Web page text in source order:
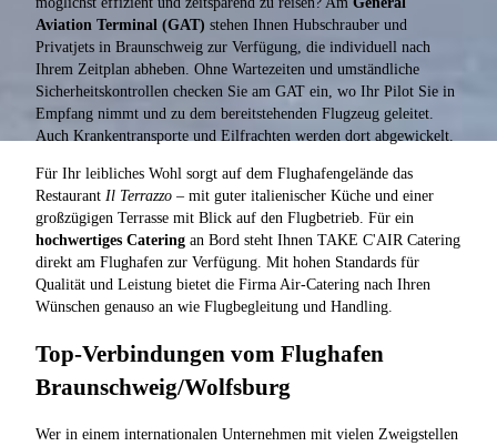
Aviation Terminal (GAT) stehen Ihnen Hubschrauber und
Privatjets in Braunschweig zur Verfügung, die individuell nach
Ihrem Zeitplan abheben. Ohne Wartezeiten und umständliche
Sicherheitskontrollen checken Sie am GAT ein, wo Ihr Pilot Sie in
Empfang nimmt und zu dem bereitstehenden Flugzeug geleitet.
Auch Krankentransporte und Eilfrachten werden dort abgewickelt.
Für Ihr leibliches Wohl sorgt auf dem Flughafengelände das
Restaurant Il Terrazzo – mit guter italienischer Küche und einer
großzügigen Terrasse mit Blick auf den Flugbetrieb. Für ein
hochwertiges Catering an Bord steht Ihnen TAKE C'AIR Catering
direkt am Flughafen zur Verfügung. Mit hohen Standards für
Qualität und Leistung bietet die Firma Air-Catering nach Ihren
Wünschen genauso an wie Flugbegleitung und Handling.
Top-Verbindungen vom Flughafen
Braunschweig/Wolfsburg
Wer in einem internationalen Unternehmen mit vielen Zweigstellen